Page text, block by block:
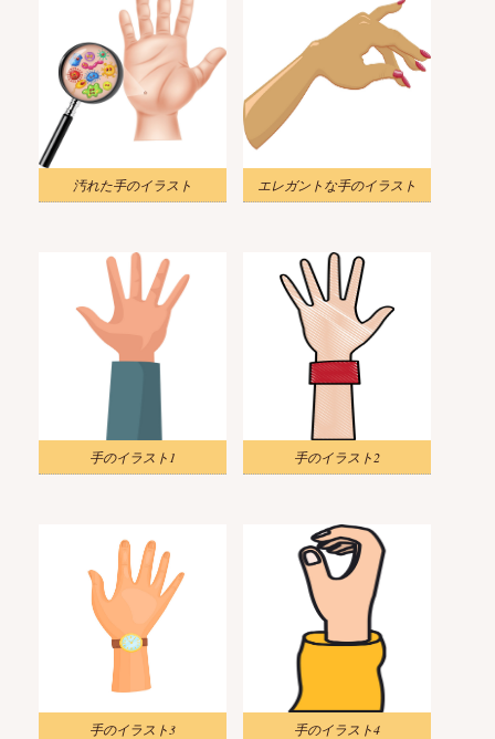
汚れた手のイラスト エレガントな手のイラスト
手のイラスト1 手のイラスト2
手のイラスト3 手のイラスト4